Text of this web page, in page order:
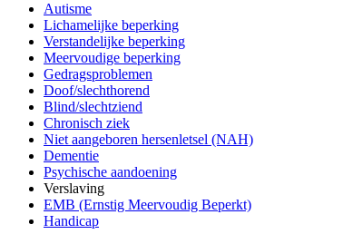
Autisme
Lichamelijke beperking
Verstandelijke beperking
Meervoudige beperking
Gedragsproblemen
Doof/slechthorend
Blind/slechtziend
Chronisch ziek
Niet aangeboren hersenletsel (NAH)
Dementie
Psychische aandoening
Verslaving
EMB (Ernstig Meervoudig Beperkt)
Handicap